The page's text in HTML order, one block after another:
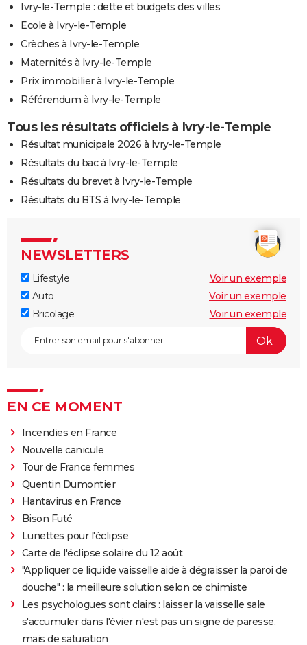
Ivry-le-Temple : dette et budgets des villes
Ecole à Ivry-le-Temple
Crèches à Ivry-le-Temple
Maternités à Ivry-le-Temple
Prix immobilier à Ivry-le-Temple
Référendum à Ivry-le-Temple
Tous les résultats officiels à Ivry-le-Temple
Résultat municipale 2026 à Ivry-le-Temple
Résultats du bac à Ivry-le-Temple
Résultats du brevet à Ivry-le-Temple
Résultats du BTS à Ivry-le-Temple
NEWSLETTERS
Lifestyle
Voir un exemple
Auto
Voir un exemple
Bricolage
Voir un exemple
EN CE MOMENT
Incendies en France
Nouvelle canicule
Tour de France femmes
Quentin Dumontier
Hantavirus en France
Bison Futé
Lunettes pour l'éclipse
Carte de l'éclipse solaire du 12 août
"Appliquer ce liquide vaisselle aide à dégraisser la paroi de
douche" : la meilleure solution selon ce chimiste
Les psychologues sont clairs : laisser la vaisselle sale
s'accumuler dans l'évier n'est pas un signe de paresse,
mais de saturation